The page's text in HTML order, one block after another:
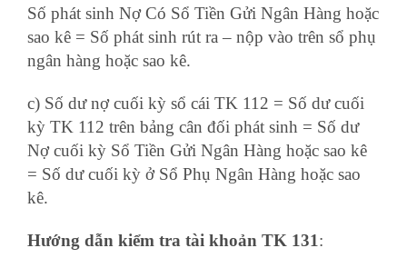
Số phát sinh Nợ Có Sổ Tiền Gửi Ngân Hàng hoặc
sao kê = Số phát sinh rút ra – nộp vào trên sổ phụ
ngân hàng hoặc sao kê.
c) Số dư nợ cuối kỳ sổ cái TK 112 = Số dư cuối
kỳ TK 112 trên bảng cân đối phát sinh = Số dư
Nợ cuối kỳ Sổ Tiền Gửi Ngân Hàng hoặc sao kê
= Số dư cuối kỳ ở Sổ Phụ Ngân Hàng hoặc sao
kê.
Hướng dẫn kiểm tra tài khoản TK 131: